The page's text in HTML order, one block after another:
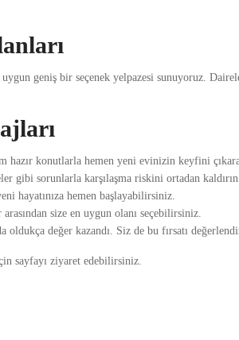
geniş bir seçenek yelpazesi sunuyoruz.
hazır konutlarla hemen yeni evinizin keyfini
gibi sorunlarla karşılaşma riskini ortadan kaldırın.
hayatınıza hemen başlayabilirsiniz.
size en uygun olanı seçebilirsiniz.
değer kazandı. Siz de bu fırsatı
sayfayı ziyaret edebilirsiniz.